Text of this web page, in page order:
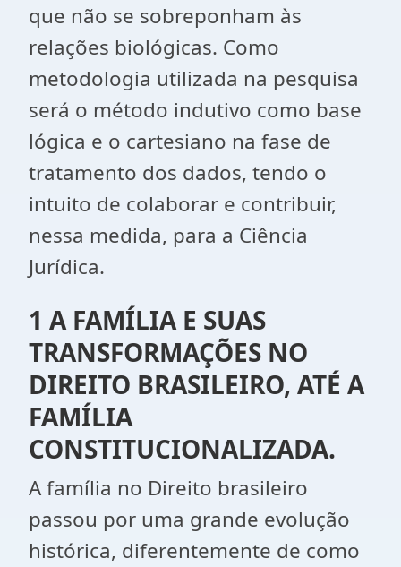
que não se sobreponham às
relações biológicas. Como
metodologia utilizada na pesquisa
será o método indutivo como base
lógica e o cartesiano na fase de
tratamento dos dados, tendo o
intuito de colaborar e contribuir,
nessa medida, para a Ciência
Jurídica.
1 A FAMÍLIA E SUAS
TRANSFORMAÇÕES NO
DIREITO BRASILEIRO, ATÉ A
FAMÍLIA
CONSTITUCIONALIZADA.
A família no Direito brasileiro
passou por uma grande evolução
histórica, diferentemente de como